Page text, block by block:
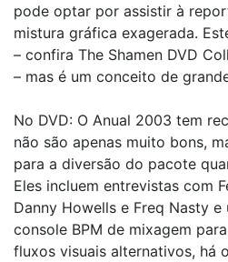
pode optar por assistir à
mistura gráfica exagerada.
– confira The Shamen DVD
– mas é um conceito de
No DVD: O Anual 2003 tem
não são apenas muito bons,
para a diversão do pacote
Eles incluem entrevistas com
Danny Howells e Freq Nasty
console BPM de mixagem
fluxos visuais alternativos, há